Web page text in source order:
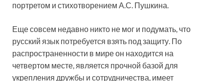
портретом и стихотворением А.С. Пушкина.
Еще совсем недавно никто не мог и подумать, что
русский язык потребуется взять под защиту. По
распространенности в мире он находится на
четвертом месте, является прочной базой для
укрепления дружбы и сотрудничества, имеет